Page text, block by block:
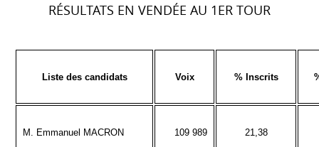
RÉSULTATS EN VENDÉE AU 1ER TOUR
Liste des candidats Voix % Inscrits
M. Emmanuel MACRON 109 989 21,38